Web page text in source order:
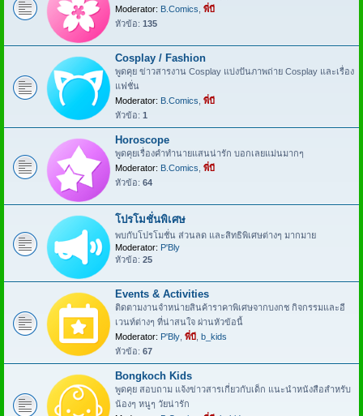
Moderator: B.Comics พี่บี
หัวข้อ: 135
Cosplay / Fashion
พูดคุย ข่าวสารงาน Cosplay แบ่งปันภาพถ่าย Cosplay และเรื่อง
แฟชั่น
Moderator: B.Comics พี่บี
หัวข้อ: 1
Horoscope
พูดคุยเรื่องคำทำนายแสนน่ารัก บอกเลยแม่นมากๆ
Moderator: B.Comics พี่บี
หัวข้อ: 64
โปรโมชั่นพิเศษ
พบกับโปรโมชั่น ส่วนลด และสิทธิพิเศษต่างๆ มากมาย
Moderator: P'Bly
หัวข้อ: 25
Events & Activities
ติดตามงานจำหน่ายสินค้าราคาพิเศษจากบงกช กิจกรรมและอี
เวนท์ต่างๆ ที่น่าสนใจ ผ่านหัวข้อนี้
Moderator: P'Bly พี่บี b_kids
หัวข้อ: 67
Bongkoch Kids
พูดคุย สอบถาม แจ้งข่าวสารเกี่ยวกับเด็ก แนะนำหนังสือสำหรับ
น้องๆ หนูๆ วัยน่ารัก